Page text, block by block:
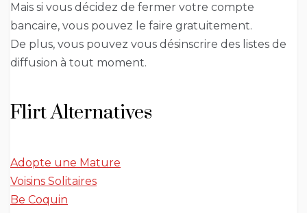
Mais si vous décidez de fermer votre compte
bancaire, vous pouvez le faire gratuitement.
De plus, vous pouvez vous désinscrire des listes de
diffusion à tout moment.
Flirt Alternatives
Adopte une Mature
Voisins Solitaires
Be Coquin